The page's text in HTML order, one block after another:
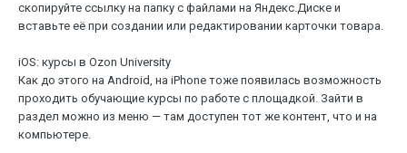
скопируйте ссылку на папку с файлами на Яндекс.Диске и
вставьте её при создании или редактировании карточки товара.
iOS: курсы в Ozon University
Как до этого на Android, на iPhone тоже появилась возможность
проходить обучающие курсы по работе с площадкой. Зайти в
раздел можно из меню — там доступен тот же контент, что и на
компьютере.